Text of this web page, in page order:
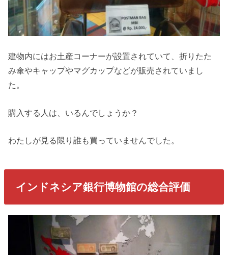
建物内にはお土産コーナーが設置されていて、折りたた
み傘やキャップやマグカップなどが販売されていまし
た。
購入する人は、いるんでしょうか？
わたしが見る限り誰も買っていませんでした。
インドネシア銀行博物館の総合評価